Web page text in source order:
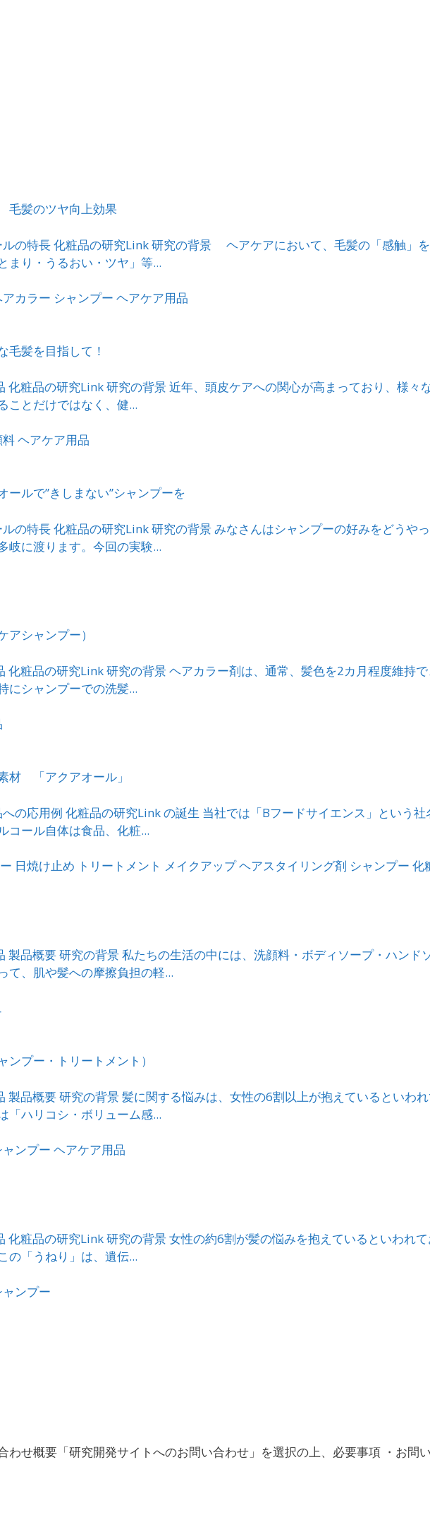
毛髪のツヤ向上効果
の特長 化粧品の研究Link 研究の背景 ヘアケアにおいて、毛髪の「感触」
まり・うるおい・ツヤ」等...
カラー シャンプー ヘアケア用品
毛髪を目指して！
化粧品の研究Link 研究の背景 近年、頭皮ケアへの関心が高まっており、様々
ことだけではなく、健...
ヘアケア用品
ルで”きしまない”シャンプーを
の特長 化粧品の研究Link 研究の背景 みなさんはシャンプーの好みをどうや
岐に渡ります。今回の実験...
シャンプー）
化粧品の研究Link 研究の背景 ヘアカラー剤は、通常、髪色を2カ月程度維持
にシャンプーでの洗髪...
材 「アクアオール」
の応用例 化粧品の研究Link の誕生 当社では「Bフードサイエンス」という
コール自体は食品、化粧...
日焼け止め トリートメント メイクアップヘアスタイリング剤 シャンプー 化
製品概要 研究の背景 私たちの生活の中には、洗顔料・ボディソープ・ハンド
て、肌や髪への摩擦負担の軽...
プー・トリートメント）
製品概要 研究の背景 髪に関する悩みは、女性の6割以上が抱えているといわ
「ハリコシ・ボリューム感...
ャンプー ヘアケア用品
化粧品の研究Link 研究の背景 女性の約6割が髪の悩みを抱えているといわれ
の「うねり」は、遺伝...
ャンプー
せ概要「研究開発サイトへのお問い合わせ」を選択の上、必要事項 ・お問